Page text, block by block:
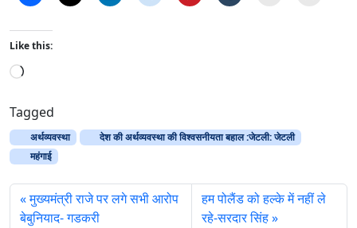
Like this:
L
a
d
i
n
g
…
Tagged
अर्थव्यवस्था
देश की अर्थव्यवस्था की विश्वसनीयता बहाल :जेटली: जेटली
महंगाई
मुख्यमंत्री राजे पर लगे सभी आरोप
बेबुनियाद- गडकरी
हम पोलैंड को हल्के में नहीं ले
रहे-सरदार सिंह